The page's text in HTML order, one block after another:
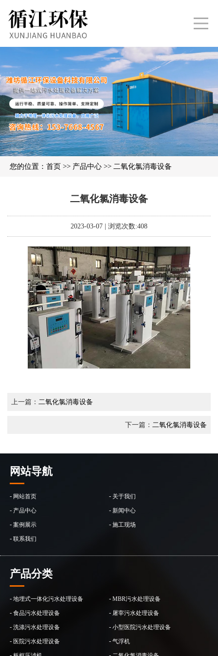
您的位置： 首页 >> 产品中心 >> 二氧化氯消毒设备
二氧化氯消毒设备
2023-03-07 | 浏览次数:408
上一篇： 二氧化氯消毒设备
下一篇： 二氧化氯消毒设备
网站导航
- 网站首页 - 关于我们
- 产品中心 - 新闻中心
- 案例展示 - 施工现场
- 联系我们
产品分类
- 地埋式一体化污水处理设备 - MBR污水处理设备
- 食品污水处理设备 - 屠宰污水处理设备
- 洗涤污水处理设备 - 小型医院污水处理设备
- 医院污水处理设备 - 气浮机